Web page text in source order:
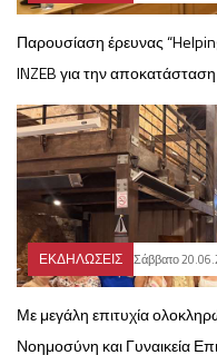
Παρουσίαση έρευνας
INZEB για την
ΕΚΔΗΛΩΣΕΙΣ Σάββατο
Με μεγάλη επιτυχία
Νοημοσύνη και Γυναικεία